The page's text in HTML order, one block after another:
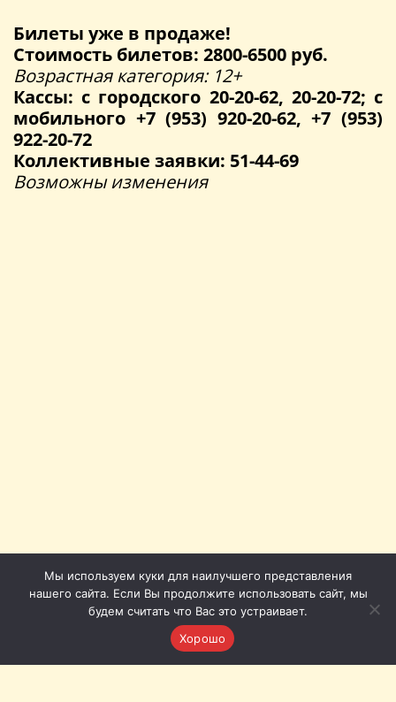
Билеты уже в продаже!
Стоимость билетов: 2800-6500 руб.
Возрастная категория: 12+
Кассы: с городского 20-20-62, 20-20-72; с
мобильного +7 (953) 920-20-62, +7 (953)
922-20-72
Коллективные заявки: 51-44-69
Возможны изменения
Мы используем куки для наилучшего представления
нашего сайта. Если Вы продолжите использовать сайт, мы
будем считать что Вас это устраивает.
Хорошо